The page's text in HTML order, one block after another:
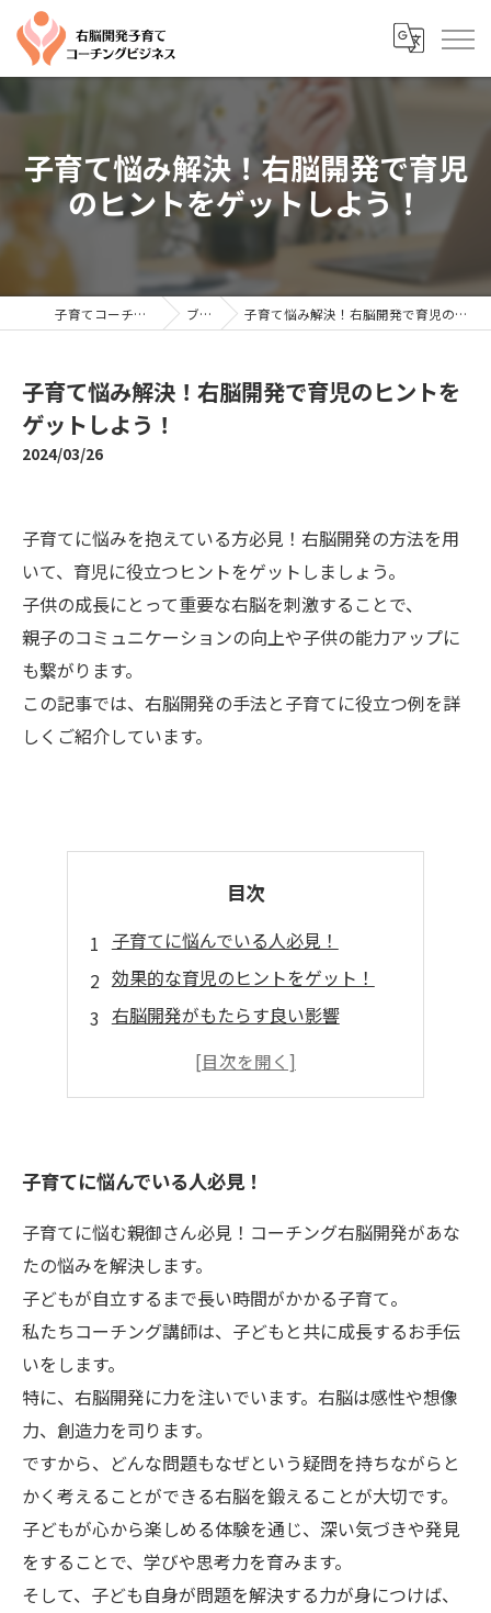
子育て悩み解決！右脳開発で育児
のヒントをゲットしよう！
子育てコーチングならYTC ブログ 子育て悩み解決！右脳開発で育児のヒントをゲットしよう！
子育て悩み解決！右脳開発で育児のヒントを
ゲットしよう！
2024/03/26
子育てに悩みを抱えている方必見！右脳開発の方法を用
いて、育児に役立つヒントをゲットしましょう。
子供の成長にとって重要な右脳を刺激することで、
親子のコミュニケーションの向上や子供の能力アップに
も繋がります。
この記事では、右脳開発の手法と子育てに役立つ例を詳
しくご紹介しています。
目次
子育てに悩んでいる人必見！
効果的な育児のヒントをゲット！
右脳開発がもたらす良い影響
子どもの“気づき”を促す育児法
子育てに悩んでいる人必見！
子育てに悩む親御さん必見！コーチング右脳開発があな
たの悩みを解決します。
子どもが自立するまで長い時間がかかる子育て。
私たちコーチング講師は、子どもと共に成長するお手伝
いをします。
特に、右脳開発に力を注いでいます。右脳は感性や想像
力、創造力を司ります。
ですから、どんな問題もなぜという疑問を持ちながらと
かく考えることができる右脳を鍛えることが大切です。
子どもが心から楽しめる体験を通じ、深い気づきや発見
をすることで、学びや思考力を育みます。
そして、子ども自身が問題を解決する力が身につけば、